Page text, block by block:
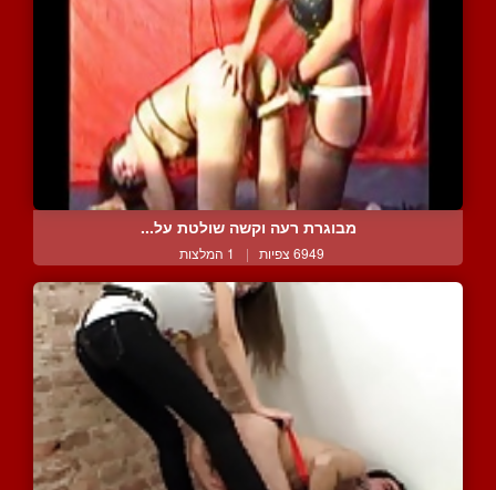
מבוגרת רעה וקשה שולטת על...
6949 צפיות | 1 המלצות